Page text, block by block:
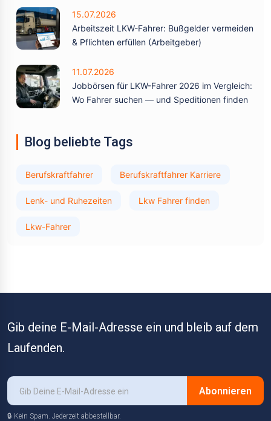
15.07.2026
Arbeitszeit LKW-Fahrer: Bußgelder vermeiden
& Pflichten erfüllen (Arbeitgeber)
11.07.2026
Jobbörsen für LKW-Fahrer 2026 im Vergleich:
Wo Fahrer suchen — und Speditionen finden
Blog beliebte Tags
Berufskraftfahrer Berufskraftfahrer Karriere
Lenk- und Ruhezeiten Lkw Fahrer finden
Lkw-Fahrer
Gib deine E-Mail-Adresse ein und bleib auf dem
Laufenden.
Abonnieren
🔒 Kein Spam. Jederzeit abbestellbar.